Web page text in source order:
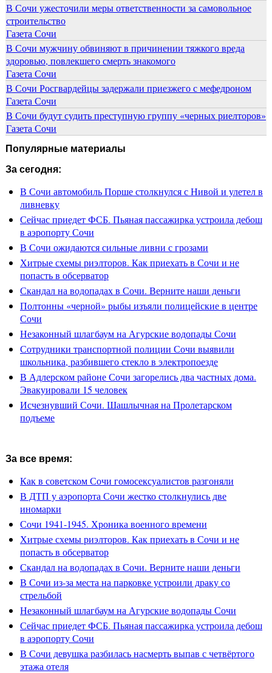
В Сочи ужесточили меры ответственности за самовольное
строительство
Газета Сочи
В Сочи мужчину обвиняют в причинении тяжкого вреда
здоровью, повлекшего смерть знакомого
Газета Сочи
В Сочи Росгвардейцы задержали приезжего с мефедроном
Газета Сочи
В Сочи будут судить преступную группу «черных риелторов»
Газета Сочи
Популярные материалы
За сегодня:
В Сочи автомобиль Порше столкнулся с Нивой и улетел в
ливневку
Сейчас приедет ФСБ. Пьяная пассажирка устроила дебош
в аэропорту Сочи
В Сочи ожидаются сильные ливни с грозами
Хитрые схемы риэлторов. Как приехать в Сочи и не
попасть в обсерватор
Скандал на водопадах в Сочи. Верните наши деньги
Полтонны «черной» рыбы изъяли полицейские в центре
Сочи
Незаконный шлагбаум на Агурские водопады Сочи
Сотрудники транспортной полиции Сочи выявили
школьника, разбившего стекло в электропоезде
В Адлерском районе Сочи загорелись два частных дома.
Эвакуировали 15 человек
Исчезнувший Сочи. Шашлычная на Пролетарском
подъеме
За все время:
Как в советском Сочи гомосексуалистов разгоняли
В ДТП у аэропорта Сочи жестко столкнулись две
иномарки
Сочи 1941-1945. Хроника военного времени
Хитрые схемы риэлторов. Как приехать в Сочи и не
попасть в обсерватор
Скандал на водопадах в Сочи. Верните наши деньги
В Сочи из-за места на парковке устроили драку со
стрельбой
Незаконный шлагбаум на Агурские водопады Сочи
Сейчас приедет ФСБ. Пьяная пассажирка устроила дебош
в аэропорту Сочи
В Сочи девушка разбилась насмерть выпав с четвёртого
этажа отеля